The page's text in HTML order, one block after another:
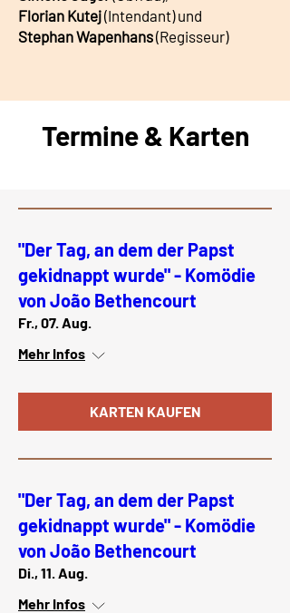
Florian Kutej(Intendant) und
Stephan Wapenhans(Regisseur)
Termine & Karten
"Der Tag, an dem der Papst
gekidnappt wurde" - Komödie
von João Bethencourt
Fr., 07. Aug.
Mehr Infos
KARTEN KAUFEN
"Der Tag, an dem der Papst
gekidnappt wurde" - Komödie
von João Bethencourt
Di., 11. Aug.
Mehr Infos